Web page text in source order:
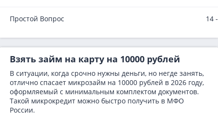
Простой Вопрос 14
Взять займ на карту на 10000 рублей
В ситуации, когда срочно нужны деньги, но негде занять,
отлично спасает микрозайм на 10000 рублей в 2026 году,
оформляемый с минимальным комплектом документов.
Такой микрокредит можно быстро получить в МФО
России.